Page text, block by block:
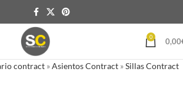
0 0,00
contract »Asientos Contract »Sillas Contract